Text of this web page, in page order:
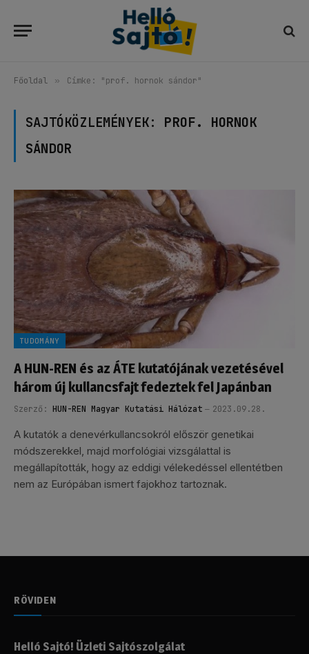
Főoldal » Címke: "prof. hornok sándor"
SAJTÓKÖZLEMÉNYEK: PROF. HORNOK
SÁNDOR
TUDOMÁNY
A HUN-REN és az ÁTE kutatójának vezetésével
három új kullancsfajt fedeztek fel Japánban
Szerző: HUN-REN Magyar Kutatási Hálózat 2023.09.28.
A kutatók a denevérkullancsokról először genetikai
módszerekkel, majd morfológiai vizsgálattal is
megállapították, hogy az eddigi vélekedéssel ellentétben
nem az Európában ismert fajokhoz tartoznak.
RÖVIDEN
Helló Sajtó! Üzleti Sajtószolgálat